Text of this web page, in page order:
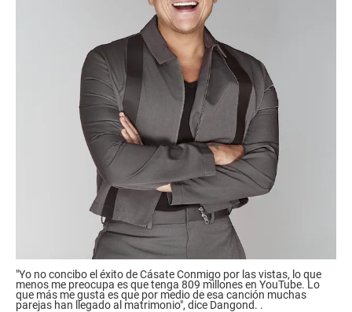
"Yo no concibo el éxito de Cásate Conmigo por las vistas, lo que
menos me preocupa es que tenga 809 millones en YouTube. Lo
que más me gusta es que por medio de esa canción muchas
parejas han llegado al matrimonio", dice Dangond. .